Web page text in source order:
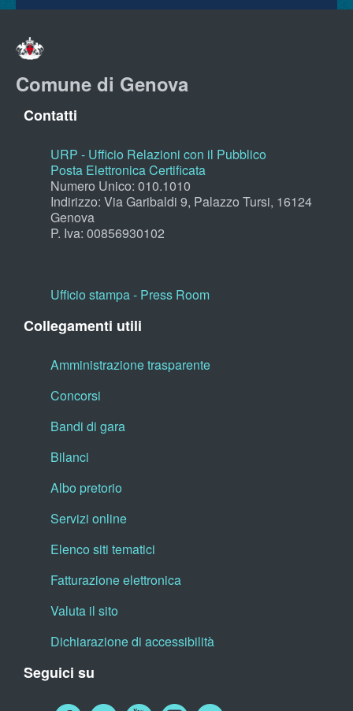
Comune di Genova
Contatti
URP - Ufficio Relazioni con il Pubblico
Posta Elettronica Certificata
Numero Unico: 010.1010
Indirizzo: Via Garibaldi 9, Palazzo Tursi, 16124
Genova
P. Iva: 00856930102
Ufficio stampa - Press Room
Collegamenti utili
Amministrazione trasparente
Concorsi
Bandi di gara
Bilanci
Albo pretorio
Servizi online
Elenco siti tematici
Fatturazione elettronica
Valuta il sito
Dichiarazione di accessibilità
Seguici su